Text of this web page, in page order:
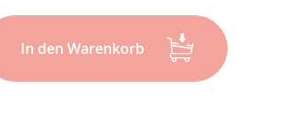
In den Warenkorb